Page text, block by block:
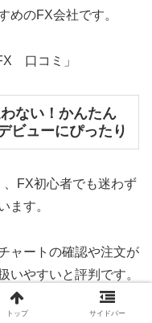
めのFX会社です。
口コミ」
ない！かんたん
ビューにぴったり
、FX初心者でも迷わず
ます。
ャートの確認や注文が
いやすいと評判です。
スワップポイントも高
トップ サイドバー